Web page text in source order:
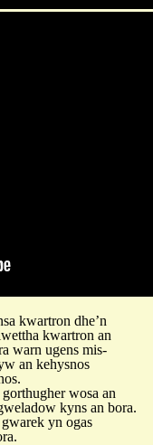
kwartron dhe’n
kwartron an
warn ugens mis-
an kehysnos
wosa an
kyns an bora.
yn ogas